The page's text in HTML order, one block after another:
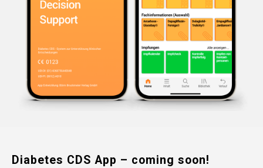
Diabetes CDS App – coming soon!